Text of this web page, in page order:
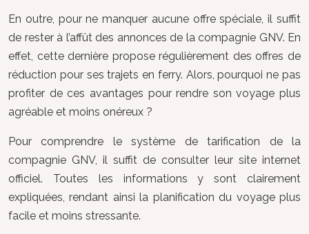
En outre, pour ne manquer aucune offre spéciale, il suffit
de rester à l’affût des annonces de la compagnie GNV. En
effet, cette dernière propose régulièrement des offres de
réduction pour ses trajets en ferry. Alors, pourquoi ne pas
profiter de ces avantages pour rendre son voyage plus
agréable et moins onéreux ?
Pour comprendre le système de tarification de la
compagnie GNV, il suffit de consulter leur site internet
officiel. Toutes les informations y sont clairement
expliquées, rendant ainsi la planification du voyage plus
facile et moins stressante.